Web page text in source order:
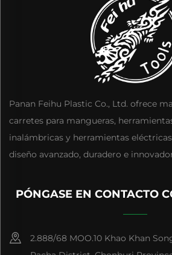
Panan Feihu Plastic Co., Ltd. ofrece
carretes para mangueras,
inalámbricas y herramientas
diseño avanzado, duradero e
PÓNGASE EN CONTACTO
2.888/68 MOO.10 Khao Khan